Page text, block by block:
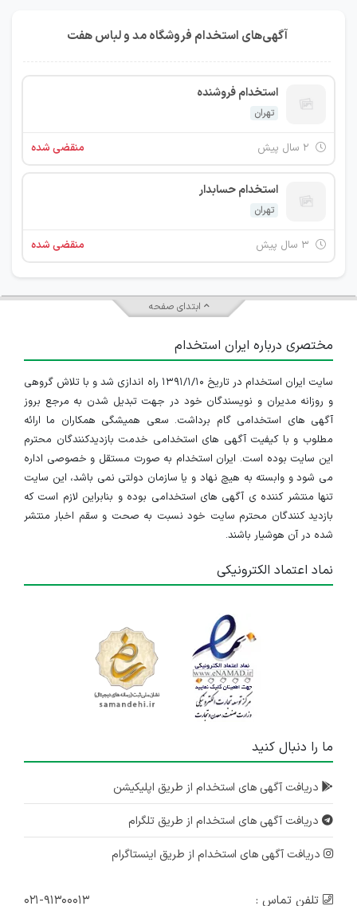
آگهی‌های استخدام فروشگاه مد و لباس هفت
استخدام فروشنده
تهران
منقضی شده
استخدام حسابدار
تهران
منقضی شده
ابتدای صفحه
مختصری درباره ایران استخدام
سایت ایران استخدام در تاریخ ۱۳۹۱/۱/۱۰ راه اندازی شد و با تلاش گروهی
و روزانه مدیران و نویسندگان خود در جهت تبدیل شدن به مرجع بروز
آگهی های استخدامی گام برداشت. سعی همیشگی همکاران ما ارائه
مطلوب و با کیفیت آگهی های استخدامی خدمت بازدیدکنندگان محترم
این سایت بوده است. ایران استخدام به صورت مستقل و خصوصی اداره
می شود و وابسته به هیچ نهاد و یا سازمان دولتی نمی باشد، این سایت
تنها منتشر کننده ی آگهی های استخدامی بوده و بنابراین لازم است که
بازدید کنندگان محترم سایت خود نسبت به صحت و سقم اخبار منتشر
شده در آن هوشیار باشند.
نماد اعتماد الکترونیکی
ما را دنبال کنید
دریافت آگهی های استخدام از طریق اپلیکیشن
دریافت آگهی های استخدام از طریق تلگرام
دریافت آگهی های استخدام از طریق اینستاگرام
تلفن تماس : ۰۲۱-۹۱۳۰۰۰۱۳